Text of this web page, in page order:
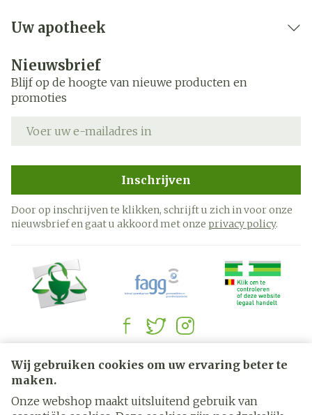
Wij gebruiken cookies om uw ervaring beter te
maken.
Onze webshop maakt uitsluitend gebruik van
Uw apotheek
Nieuwsbrief
Blijf op de hoogte van nieuwe producten en
promoties
Inschrijven
Door op inschrijven te klikken, schrijft u zich in voor onze
nieuwsbrief en gaat u akkoord met onze privacy policy.
Juridische links